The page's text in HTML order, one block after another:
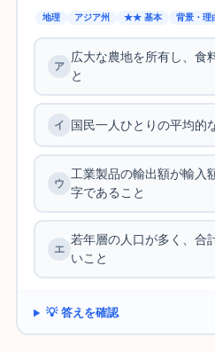
地理 アジア州 ★★ 基本 背景・理
広大な農地を所有し、食
と
国民一人ひとりの平均的
工業製品の輸出額が輸入
字であること
若年層の人口が多く、合
いこと
💡 答えを確認